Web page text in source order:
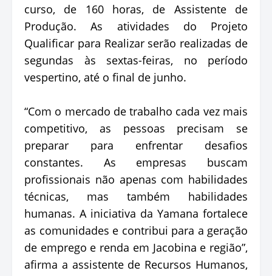
curso, de 160 horas, de Assistente de
Produção. As atividades do Projeto
Qualificar para Realizar serão realizadas de
segundas às sextas-feiras, no período
vespertino, até o final de junho.
“Com o mercado de trabalho cada vez mais
competitivo, as pessoas precisam se
preparar para enfrentar desafios
constantes. As empresas buscam
profissionais não apenas com habilidades
técnicas, mas também habilidades
humanas. A iniciativa da Yamana fortalece
as comunidades e contribui para a geração
de emprego e renda em Jacobina e região”,
afirma a assistente de Recursos Humanos,